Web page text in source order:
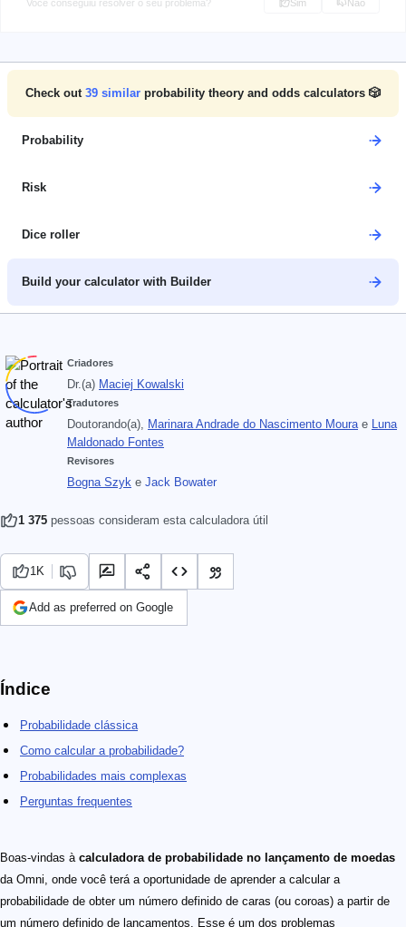
Você conseguiu resolver o seu problema? Sim Não
Check out 39 similar probability theory and odds calculators 🎲
Probability
Risk
Dice roller
Build your calculator with Builder
Criadores
Dr.(a) Maciej Kowalski
Tradutores
Doutorando(a), Marinara Andrade do Nascimento Mourae Luna
Maldonado Fontes
Revisores
Bogna Szyk e Jack Bowater
1 375 pessoas consideram esta calculadora útil
1K
Add as preferred on Google
Índice
Probabilidade clássica
Como calcular a probabilidade?
Probabilidades mais complexas
Perguntas frequentes
Boas-vindas à calculadora de probabilidade no lançamento de moedas
da Omni, onde você terá a oportunidade de aprender a calcular a
probabilidade de obter um número definido de caras (ou coroas) a partir de
um número definido de lançamentos. Esse é um dos problemas